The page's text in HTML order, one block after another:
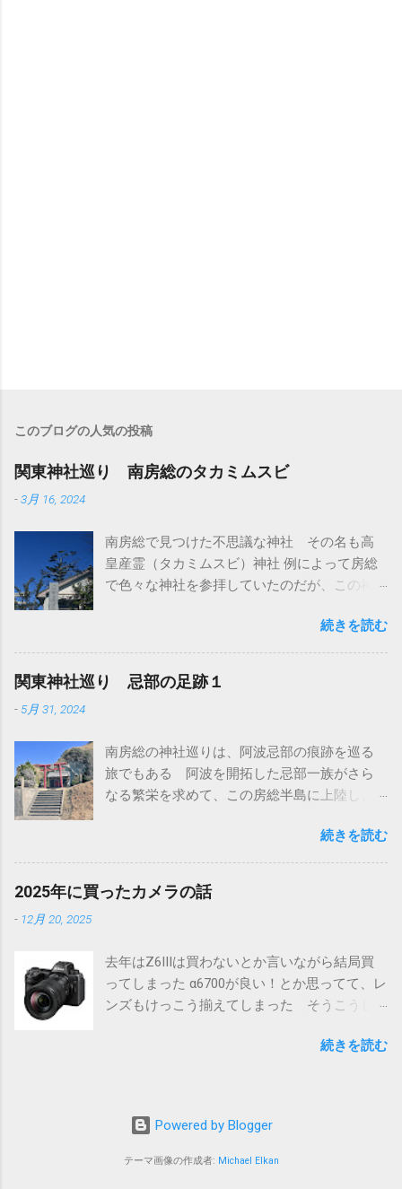
このブログの人気の投稿
関東神社巡り 南房総のタカミムスビ
-3月 16, 2024
南房総で見つけた不思議な神社 その名も高
皇産霊（タカミムスビ）神社 例によって房総
で色々な神社を参拝していたのだが、この神
南房総の隣にある館山市にも同じ名前の神社
があって、そこには参拝した 館山市の高皇産
霊神社は町の中にポツンとある小さくて素朴
な神社だ ここは別名が高井神社とも言われて
らタカイへ訛ったのかも知れない いずれにし
ても、墨田区の高木神社同様に神仏分離で寺
から切り離されたものと思われる そのため、
そういうこともあって、南房総千倉にある高
皇産霊神社も造化三神の一柱を祀っていると
は言っても、比較的近年の創建された神社で
し、色々予定が変わった事もあって時間が空
いてしまったので、ちょっと寄ってみること
にした ところが.... まずは道の駅から眺めた光
景 ※画面中央の銅葺きの建物 何しろその大
きさに驚いた 初めて見た時には「え、あ
はとても車では行けそうもないが、なんとか
で、そこまで行って歩いて行くことにした
続きを読む
関東神社巡り 忌部の足跡１
- 5月 31, 2024
南房総の神社巡りは、阿波忌部の痕跡を巡る
旅でもある 阿波を開拓した忌部一族がさら
なる繁栄を求めて、この房総半島に上陸し、
のこの地は四国の阿波（あわ）にちなんで同
じ名称の安房（あわ）だ また忌部一族が房
総全域を開拓し、その地が麻がふさふさに育
つことから総国（ふさこく）となり、時代が
なので、統一された名称ということがわかる
そんな天富命率いる忌部一族が最初に上陸し
たといわれるのが駒ヶ崎神社だ 神社にはとく
は祠といった感じ 鳥居越しに太平洋を見る
があるようなので、いずれそちらにも行って
みたい 駒ヶ崎神社からちょっと上がったとこ
ろにあるのは布良崎神社 鳥居の真正面に富士
続きを読む
2025年に買ったカメラの話
- 12月 20, 2025
去年はZ6IIIは買わないとか言いながら結局買
ってしまった α6700が良い！とか思ってて、レ
ンズもけっこう揃えてしまった そうこうし
いてきたりもしたが、結局操作性、色味、
どちらを選ぶかの選択になってしまった 自分
的に長年使ってきたNikonの操作感、色味に
Sonyは勝てなかった ただ、動体ものについ
続きを読む
Powered by Blogger
テーマ画像の作成者: Michael Elkan